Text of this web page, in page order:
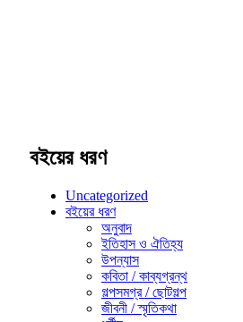
বইয়ের ধরণ
Uncategorized
বইয়ের ধরণ
অনুবাদ
ইতিহাস ও ঐতিহ্য
উপন্যাস
কবিতা / কাব্যগ্রন্থ
গল্পসমগ্র / ছোটগল্প
জীবনী / স্মৃতিকথা